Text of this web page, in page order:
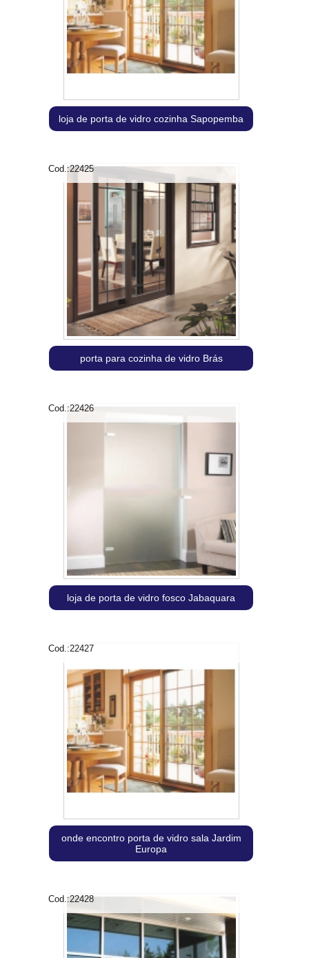
loja de porta de vidro cozinha Sapopemba
Cod.:22425
porta para cozinha de vidro Brás
Cod.:22426
loja de porta de vidro fosco Jabaquara
Cod.:22427
onde encontro porta de vidro sala Jardim
Europa
Cod.:22428